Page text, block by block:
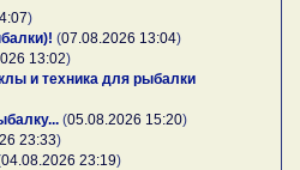
)
(07.08.2026 13:04)
13:02)
и техника для рыбалки
(05.08.2026 15:20)
23:33)
04.08.2026 23:19)